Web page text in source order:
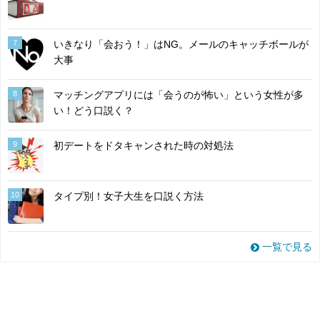
7
いきなり「会おう！」はNG。メールのキャッチボールが
大事
8
マッチングアプリには「会うのが怖い」という女性が多
い！どう口説く？
9 初デートをドタキャンされた時の対処法
10 タイプ別！女子大生を口説く方法
一覧で見る